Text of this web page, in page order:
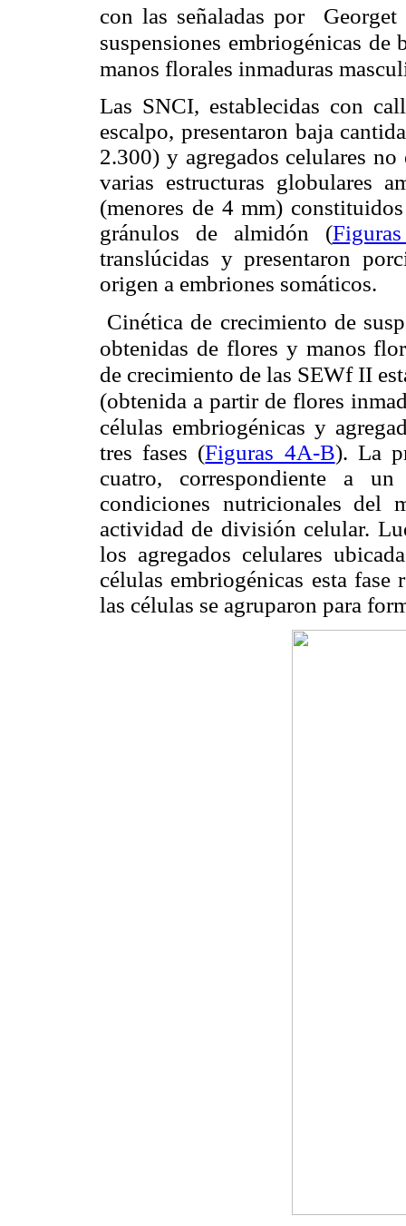
con las señaladas por
suspensiones embriogénicas
manos florales inmaduras
Las SNCI, establecidas con
escalpo, presentaron baja
2.300) y agregados celulares
varias estructuras globulares
(menores de 4 mm)
gránulos de almidón (
translúcidas y presentaron
origen a embriones somáticos.
Cinética de crecimiento de
obtenidas de flores y manos
de crecimiento de las SEWf II
(obtenida a partir de flores
células embriogénicas y
tres fases (Figuras 4A-B). La
cuatro, correspondiente a
condiciones nutricionales del
actividad de división celular.
los agregados celulares
células embriogénicas esta
las células se agruparon para